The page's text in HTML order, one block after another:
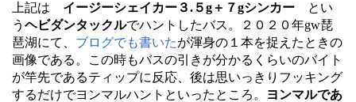
上記は イージーシェイカー３.５g＋７gシンカー とい
う ヘビダンタックルでハントしたバス。２０２０年gw琵
琶湖にて、 ブログでも書いたが渾身の１本を捉えたときの
画像である。この時もバスの引きが分かるくらいのバイト
が竿先であるティップに反応、後は思いっきりフッキング
するだけでヨンマルハントといったところ。
ヨンマルであ